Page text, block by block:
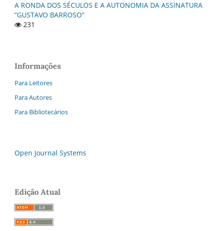
A RONDA DOS SÉCULOS E A AUTONOMIA DA ASSINATURA
“GUSTAVO BARROSO”
231
Informações
Para Leitores
Para Autores
Para Bibliotecários
Open Journal Systems
Edição Atual